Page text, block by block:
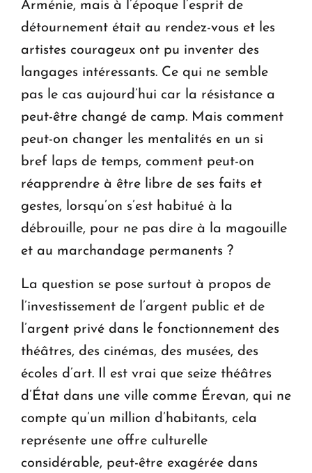
Arménie, mais à l’époque l’esprit de
détournement était au rendez-vous et les
artistes courageux ont pu inventer des
langages intéressants. Ce qui ne semble
pas le cas aujourd’hui car la résistance a
peut-être changé de camp. Mais comment
peut-on changer les mentalités en un si
bref laps de temps, comment peut-on
réapprendre à être libre de ses faits et
gestes, lors­qu’on s’est habitué à la
débrouille, pour ne pas dire à la magouille
et au marchandage permanents ?
La question se pose surtout à propos de
l’investissement de l’argent public et de
l’ar­gent privé dans le fonctionnement des
théâtres, des cinémas, des musées, des
écoles d’art. Il est vrai que seize théâtres
d’État dans une ville comme Érevan, qui ne
compte qu’un million d’habitants, cela
représente une offre culturelle
considérable, peut-être exagérée dans